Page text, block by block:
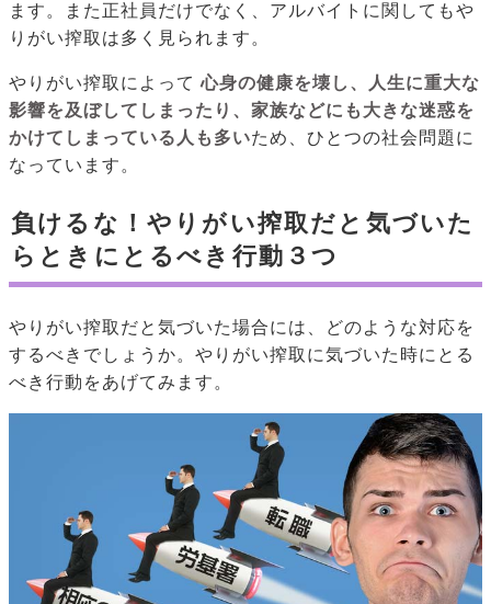
ます。また正社員だけでなく、アルバイトに関してもや
りがい搾取は多く見られます。
やりがい搾取によって 心身の健康を壊し、人生に重大な
影響を及ぼしてしまったり、家族などにも大きな迷惑を
かけてしまっている人も多いため、ひとつの社会問題に
なっています。
負けるな！やりがい搾取だと気づいた
らときにとるべき行動３つ
やりがい搾取だと気づいた場合には、どのような対応を
するべきでしょうか。やりがい搾取に気づいた時にとる
べき行動をあげてみます。